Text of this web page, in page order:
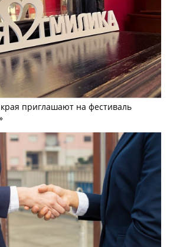
приглашают на фестиваль